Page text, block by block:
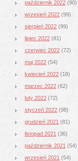
październik 2022 (90)
wrzesień 2022 (99)
sierpień 2022 (99)
lipiec 2022 (81)
czerwiec 2022 (72)
maj 2022 (54)
kwiecień 2022 (18)
marzec 2022 (62)
luty 2022 (72)
styczeń 2022 (98)
grudzień 2021 (81)
listopad 2021 (36)
październik 2021 (54)
wrzesień 2021 (54)